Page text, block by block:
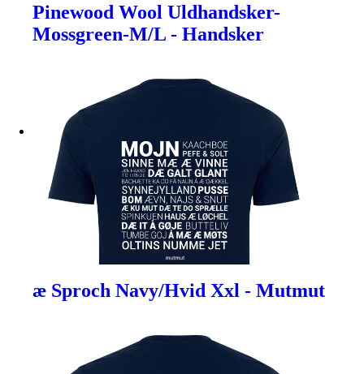
Pinewood Wool Uldhandsker-
Mossgreen-M/L - Handsker
æ Sproch Navy/Hvid Xxl - Mutmut